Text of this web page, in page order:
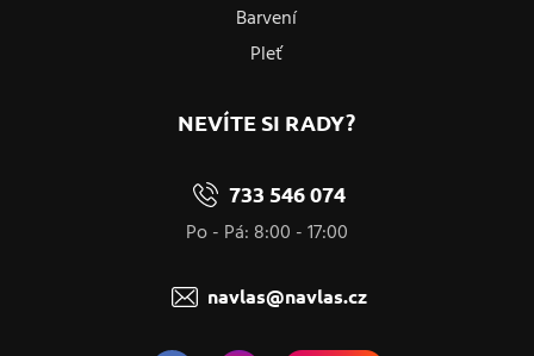
Barvení
Pleť
NEVÍTE SI RADY?
733 546 074
Po - Pá: 8:00 - 17:00
navlas@navlas.cz